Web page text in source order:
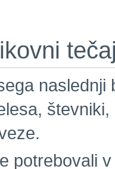
potrebovali